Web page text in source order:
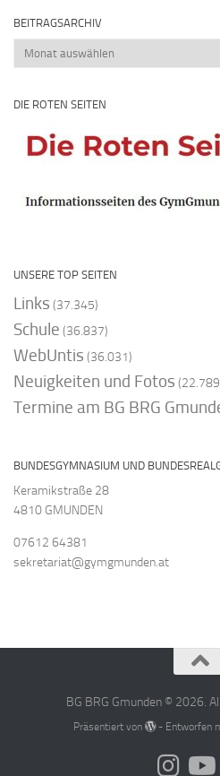
BEITRAGSARCHIV
Beitragsarchiv
DIE ROTEN SEITEN
UNSERE TOP SEITEN
Links (37.345)
Schule (36.837)
WebUntis (36.031)
Neuigkeiten und Fotos
Termine am BG BRG
BUNDESGYMNASIUM UND
Keramikstraße 28
4810 GMUNDEN
07612 64381
sekretariat@gymgmunden.at
BG BRG Gmunden © 2026.
Präsentiert von - Entworfen